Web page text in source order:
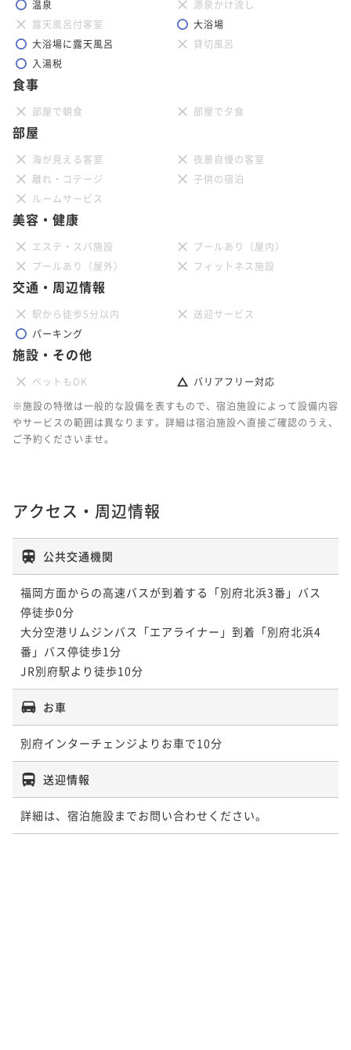
温泉
源泉かけ流し
露天風呂付客室
大浴場
大浴場に露天風呂
貸切風呂
入湯税
食事
部屋で朝食 部屋で夕食
部屋
海が見える客室
夜景自慢の客室
離れ・コテージ
子供の宿泊
ルームサービス
美容・健康
エステ・スパ施設
プールあり（屋内）
プールあり（屋外）
フィットネス施設
交通・周辺情報
駅から徒歩5分以内
送迎サービス
パーキング
施設・その他
ペットもOK
バリアフリー対応
※施設の特徴は一般的な設備を表すもので、宿泊施設によって設備内容
やサービスの範囲は異なります。詳細は宿泊施設へ直接ご確認のうえ、
ご予約くださいませ。
アクセス・周辺情報
公共交通機関
福岡方面からの高速バスが到着する「別府北浜3番」バス
停徒歩0分
大分空港リムジンバス「エアライナー」到着「別府北浜4
番」バス停徒歩1分
お車
送迎情報
詳細は、宿泊施設までお問い合わせください。